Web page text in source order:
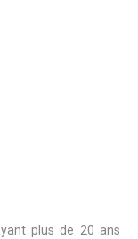
plus de 20 ans